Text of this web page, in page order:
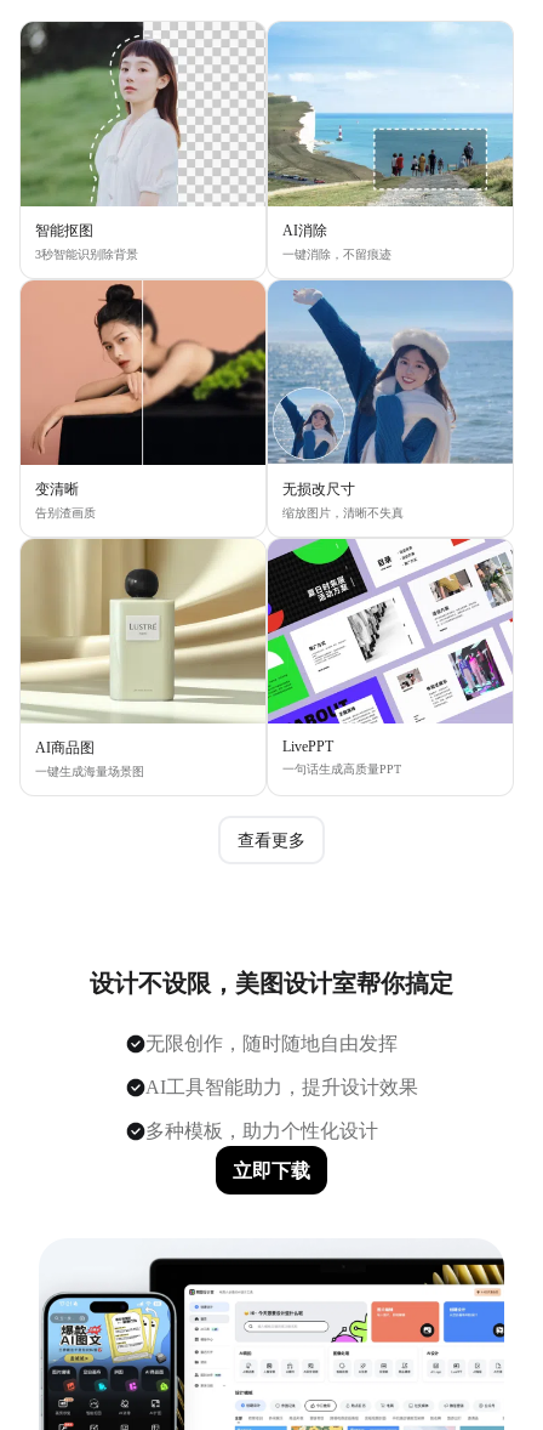
智能抠图
3秒智能识别除背景
AI消除
一键消除，不留痕迹
变清晰
告别渣画质
无损改尺寸
缩放图片，清晰不失真
AI商品图
一键生成海量场景图
LivePPT
一句话生成高质量PPT
查看更多
设计不设限，美图设计室帮你搞定
无限创作，随时随地自由发挥
AI工具智能助力，提升设计效果
多种模板，助力个性化设计
立即下载